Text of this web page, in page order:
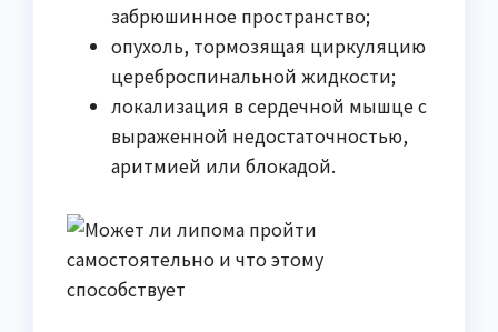
забрюшинное пространство;
опухоль, тормозящая циркуляцию
цереброспинальной жидкости;
локализация в сердечной мышце с
выраженной недостаточностью,
аритмией или блокадой.